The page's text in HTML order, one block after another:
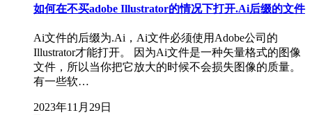
如何在不买adobe Illustrator的情况下打开.Ai后缀的文件
Ai文件的后缀为.Ai，Ai文件必须使用Adobe公司的
Illustrator才能打开。 因为Ai文件是一种矢量格式的图像
文件，所以当你把它放大的时候不会损失图像的质量。
有一些软…
2023年11月29日